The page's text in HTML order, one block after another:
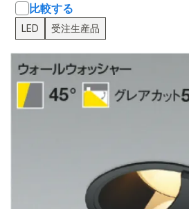
比較する
LED 受注生産品